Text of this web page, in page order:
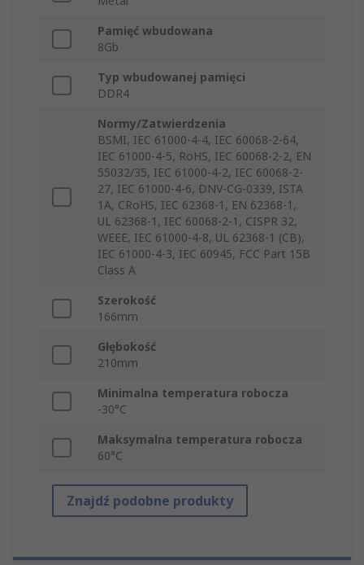
Pamięć wbudowana
8Gb
Typ wbudowanej pamięci
DDR4
Normy/Zatwierdzenia
BSMI, IEC 61000-4-4, IEC 60068-2-64,
IEC 61000-4-5, RoHS, IEC 60068-2-2, EN
55032/35, IEC 61000-4-2, IEC 60068-2-
27, IEC 61000-4-6, DNV-CG-0339, ISTA
1A, CRoHS, IEC 62368-1, EN 62368-1,
UL 62368-1, IEC 60068-2-1, CISPR 32,
WEEE, IEC 61000-4-8, UL 62368-1 (CB),
IEC 61000-4-3, IEC 60945, FCC Part 15B
Class A
Szerokość
166mm
Głębokość
210mm
Minimalna temperatura robocza
-30°C
Maksymalna temperatura robocza
60°C
Znajdź podobne produkty